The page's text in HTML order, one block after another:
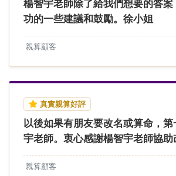
楊智宇老師除了給我們想要的答
功的一些建議和鼓勵。徐小姐
親算顧客
真實親算好評
以後如果有朋友要改名或算命，
宇老師。衷心感謝楊智宇老師協
親算顧客